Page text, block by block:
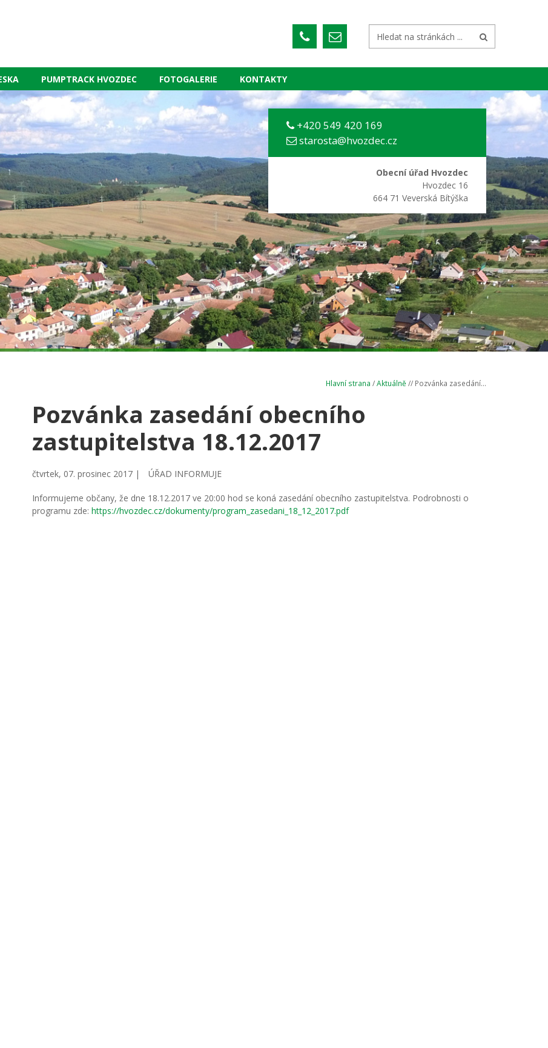
PUMPTRACK HVOZDEC FOTOGALERIE KONTAKTY
+420 549 420 169
starosta@hvozdec.cz
Obecní úřad Hvozdec
Hvozdec 16
664 71 Veverská Bítýška
Hlavní strana /Aktuálně // Pozvánka zasedání...
Pozvánka zasedání obecního
zastupitelstva 18.12.2017
čtvrtek, 07. prosinec 2017 | ÚŘAD INFORMUJE
Informujeme občany, že dne 18.12.2017 ve 20:00 hod se koná zasedání obecního zastupitelstva. Podrobnosti o
programu zde: https://hvozdec.cz/dokumenty/program_zasedani_18_12_2017.pdf